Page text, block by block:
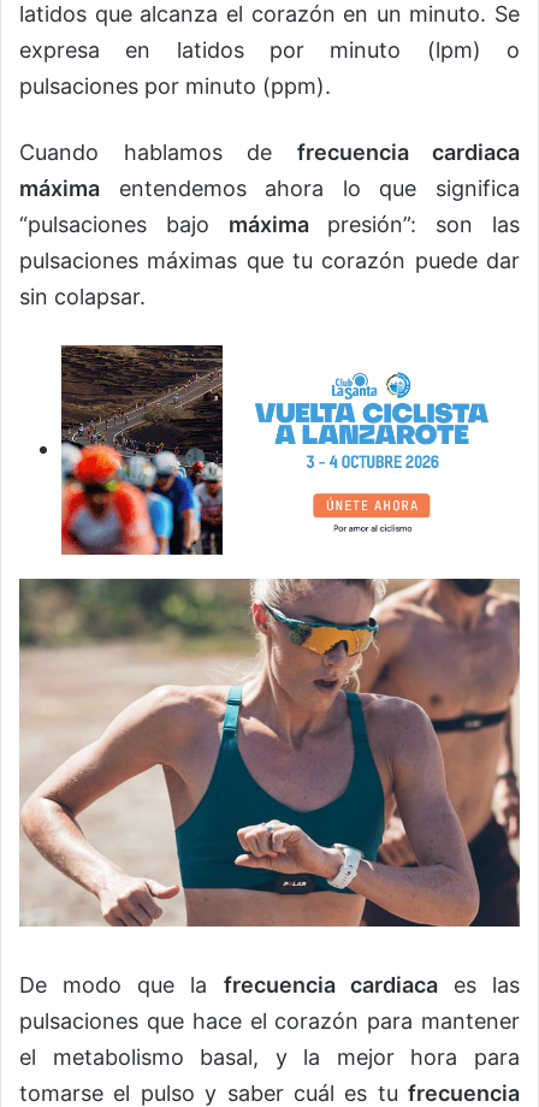
latidos que alcanza el corazón en un minuto. Se
expresa en latidos por minuto (lpm) o
pulsaciones por minuto (ppm).
Cuando hablamos de frecuencia cardiaca
máxima entendemos ahora lo que significa
“pulsaciones bajo máximapresión”: son las
pulsaciones máximas que tu corazón puede dar
sin colapsar.
De modo que la frecuencia cardiacaes las
pulsaciones que hace el corazón para mantener
el metabolismo basal, y la mejor hora para
tomarse el pulso y saber cuál es tu frecuencia